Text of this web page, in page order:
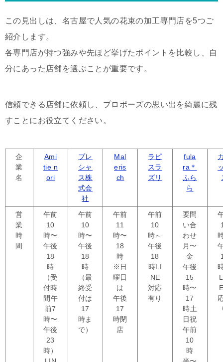
この見出しは、名古屋で人気の花束の加工専門店を5つご
紹介します。
各専門店が持つ強みや先ほど挙げたポイントを比較し、自
分にあった店舗を選ぶことが重要です。
信頼できる店舗に依頼し、プロポーズの思い出を綺麗に残
すことにお役立てください。
企
業
名
Ami
tie n
ori
プレ
シャ
ス株
式会
社
Mal
eris
ch
ラピ
スラ
ズリ
fula
ra＊
ふら
ら
営
業
時
間
午前
10
時〜
午後
18
時
（受
付時
間午
前7
時〜
午後
23
時）
午前
10
時〜
午後
18
時
（最
終受
付は
17
時ま
で）
午前
11
時〜
18
時
※日
曜日
は
午後
17
時閉
店
午前
10
時～
午後
18
時LI
NE
対応
有り
要問
い合
わせ
月〜
金
午後
15
時〜
17
時土
日祝
午前
10
時